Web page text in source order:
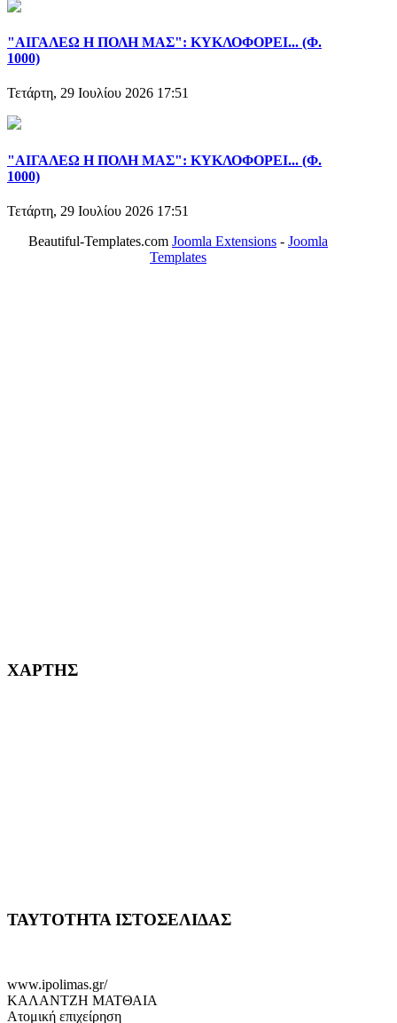
"ΑΙΓΑΛΕΩ Η ΠΟΛΗ ΜΑΣ": ΚΥΚΛΟΦΟΡΕΙ... (Φ.
1000)
Τετάρτη, 29 Ιουλίου 2026 17:51
"ΑΙΓΑΛΕΩ Η ΠΟΛΗ ΜΑΣ": ΚΥΚΛΟΦΟΡΕΙ... (Φ.
1000)
Τετάρτη, 29 Ιουλίου 2026 17:51
Beautiful-Templates.comJoomla Extensions -Joomla
Templates
ΧΑΡΤΗΣ
ΤΑΥΤΟΤΗΤΑ ΙΣΤΟΣΕΛΙΔΑΣ
www.ipolimas.gr/
ΚΑΛΑΝΤΖΗ ΜΑΤΘΑΙΑ
Ατομική επιχείρηση